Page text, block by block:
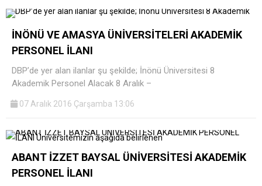
İNÖNÜ VE AMASYA ÜNİVERSİTELERİ AKADEMİK
PERSONEL İLANI
DBP’de yer alan ilanlar şu şekilde; İnönü Üniversitesi 8
Akademik Personel Alacak 8 Aralık –
07 Aralık 2016 Çarşamba 13:06
ABANT İZZET BAYSAL ÜNİVERSİTESİ AKADEMİK
PERSONEL İLANI